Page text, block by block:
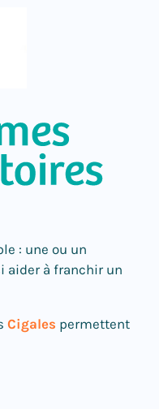
: une ou un
aider à franchir un
Cigales permettent